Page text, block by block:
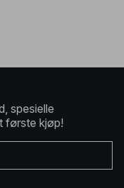
spesielle
første kjøp!